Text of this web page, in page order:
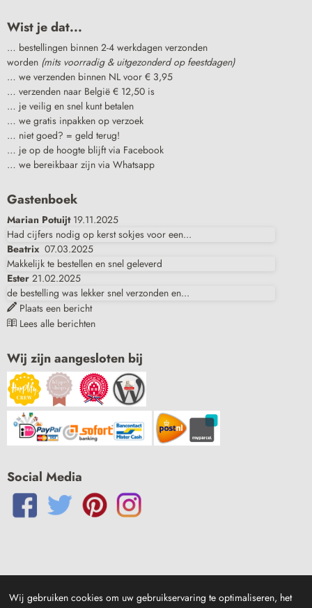
Wist je dat...
… bestellingen binnen 2-4 werkdagen verzonden
worden (mits voorradig & uitgezonderd op feestdagen)
… we verzenden binnen NL voor € 3,95
… verzenden naar België € 12,50 is
… je veilig en snel kunt betalen
… we gratis inpakken op verzoek
… niet goed? = geld terug!
… je op de hoogte blijft via Facebook
… we bereikbaar zijn via Whatsapp
Gastenboek
Marian Potuijt 19.11.2025
Had cijfers nodig op kerst sokjes voor een...
Beatrix 07.03.2025
Makkelijk te bestellen en snel geleverd
Ester 21.02.2025
de bestelling was lekker snel verzonden en...
Plaats een bericht
Lees alle berichten
Wij zijn aangesloten bij
Social Media
Wij gebruiken cookies om uw gebruikservaring te optimaliseren, het